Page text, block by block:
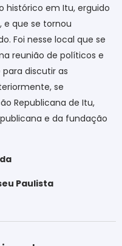
histórico em Itu, erguido
e que se tornou
Foi nesse local que se
reunião de políticos e
discutir as
se
Republicana de Itu,
e da fundação
Paulista